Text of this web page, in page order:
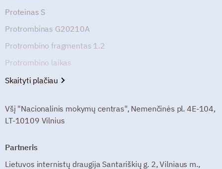
Proteinas S
Protrombinas G20210A
Protrombino fragmentas 1.2
Protrombino laikas
Skaityti plačiau
Všį "Nacionalinis mokymų centras", Nemenčinės pl. 4E-104,
LT-10109 Vilnius
Partneris
Lietuvos internistų draugija Santariškių g. 2, Vilniaus m.,